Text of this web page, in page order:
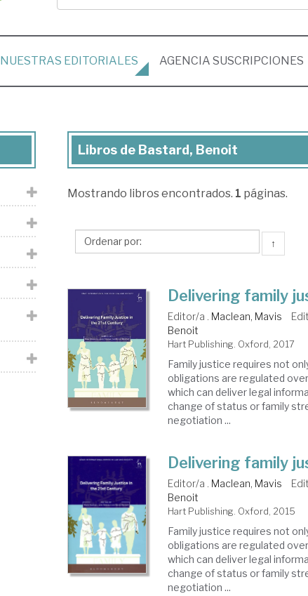
NUESTRAS EDITORIALES AGENCIA SUSCRIPCIONES
Libros
Bastard,
Libros de Bastard, Benoit
Mostrando libros encontrados. 1 páginas.
↑
Delivering family
Editor/a . Maclean, Mavis
Benoit
Hart Publishing. Oxford, 2017
Family justice requires not
obligations are regulated
which can deliver legal
change of status or family
negotiation ...
Delivering family
Editor/a . Maclean, Mavis
Benoit
Hart Publishing. Oxford, 2015
Family justice requires not
obligations are regulated
which can deliver legal
change of status or family
negotiation ...